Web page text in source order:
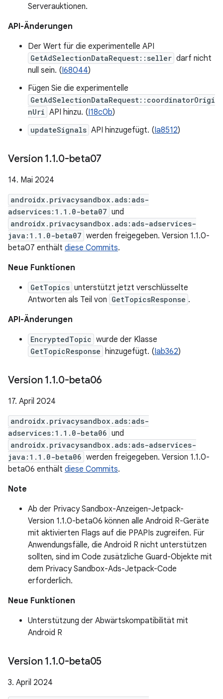
Serverauktionen.
API-Änderungen
Der Wert für die experimentelle API
GetAdSelectionDataRequest::seller darf nicht
null sein. (I68044)
Fügen Sie die experimentelle
GetAdSelectionDataRequest::coordinatorOrigi
nUri API hinzu. (I18c0b)
updateSignals API hinzugefügt. (Ia8512)
Version 1.1.0-beta07
14. Mai 2024
androidx.privacysandbox.ads:ads-
adservices:1.1.0-beta07 und
androidx.privacysandbox.ads:ads-adservices-
java:1.1.0-beta07 werden freigegeben. Version 1.1.0-
beta07 enthält diese Commits.
Neue Funktionen
GetTopics unterstützt jetzt verschlüsselte
Antworten als Teil von GetTopicsResponse .
API-Änderungen
EncryptedTopic wurde der Klasse
GetTopicResponse hinzugefügt. (Iab362)
Version 1.1.0-beta06
17. April 2024
androidx.privacysandbox.ads:ads-
adservices:1.1.0-beta06 und
androidx.privacysandbox.ads:ads-adservices-
java:1.1.0-beta06 werden freigegeben. Version 1.1.0-
beta06 enthält diese Commits.
Note
Ab der Privacy Sandbox-Anzeigen-Jetpack-
Version 1.1.0-beta06 können alle Android R-Geräte
mit aktivierten Flags auf die PPAPIs zugreifen. Für
Anwendungsfälle, die Android R nicht unterstützen
sollten, sind im Code zusätzliche Guard-Objekte mit
dem Privacy Sandbox-Ads-Jetpack-Code
erforderlich.
Neue Funktionen
Unterstützung der Abwärtskompatibilität mit
Android R
Version 1.1.0-beta05
3. April 2024